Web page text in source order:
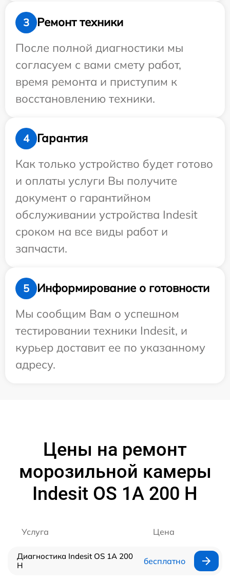
3
Ремонт техники
После полной диагностики мы
согласуем с вами смету работ,
время ремонта и приступим к
восстановлению техники.
4
Гарантия
Как только устройство будет готово
и оплаты услуги Вы получите
документ о гарантийном
обслуживании устройства Indesit
сроком на все виды работ и
запчасти.
5
Информирование о готовности
Мы сообщим Вам о успешном
тестировании техники Indesit, и
курьер доставит ее по указанному
адресу.
Цены на ремонт
морозильной камеры
Indesit OS 1A 200 H
Услуга Цена
Диагностика Indesit OS 1A 200
H
бесплатно